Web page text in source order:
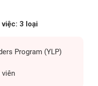
3 loại
Program (YLP)
viên